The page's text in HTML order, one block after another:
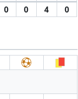
0 0 4 0